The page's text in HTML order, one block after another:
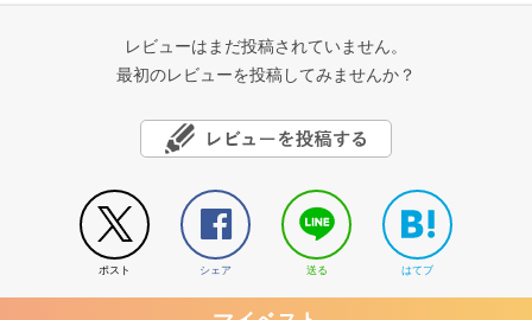
レビューはまだ投稿されていません。
最初のレビューを投稿してみませんか？
ポスト シェア 送る はてブ